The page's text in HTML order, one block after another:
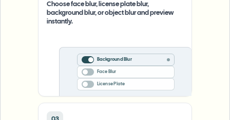
Choose face blur, license plate blur,
background blur, or object blur and preview
instantly.
Background Blur
Face Blur
License Plate